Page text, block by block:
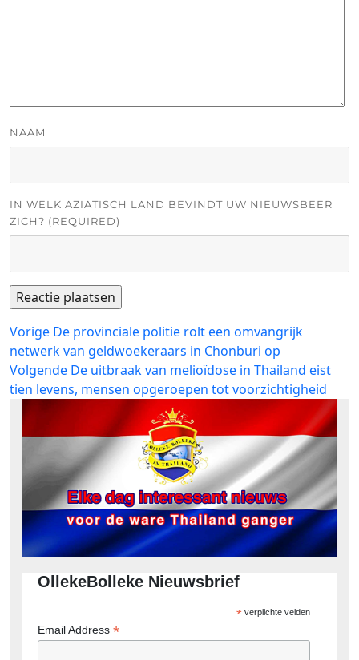
NAAM
IN WELK AZIATISCH LAND BEVINDT UW NIEUWSBEER
ZICH? (REQUIRED)
Bericht
navigatie
Vorige Vorig
bericht:
De provinciale politie rolt een omvangrijk
netwerk van geldwoekeraars in Chonburi op
Volgende Volgend
bericht:
De uitbraak van melioïdose in Thailand eist
tien levens, mensen opgeroepen tot voorzichtigheid
OllekeBolleke Nieuwsbrief
*verplichte velden
Email Address *